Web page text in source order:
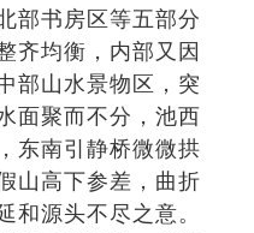
部书房区等五部分
齐均衡，内部又因
部山水景物区，突
面聚而不分，池西
东南引静桥微微拱
山高下参差，曲折
和源头不尽之意。